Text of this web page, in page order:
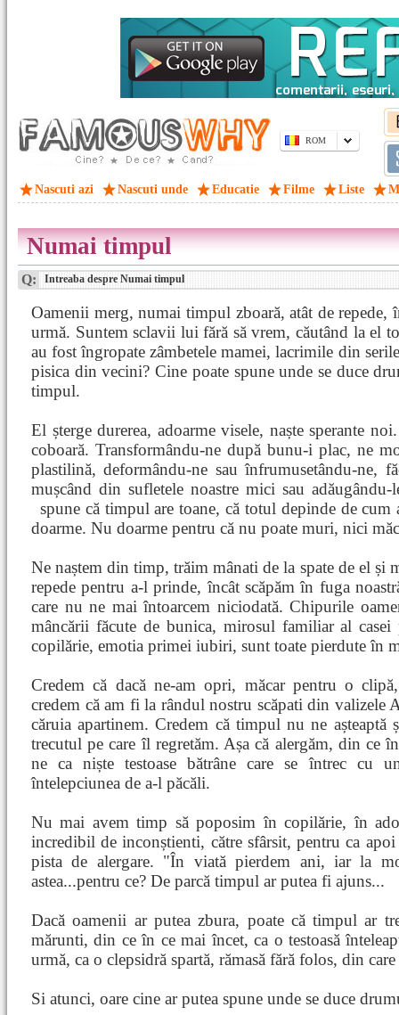
ROM
Nascuti azi Nascuti unde Educatie Filme Liste
Numai timpul
Q: Intreaba despre Numai timpul
Oamenii merg, numai timpul zboară, atât de repede,
urmă. Suntem sclavii lui fără să vrem, căutând la el
au fost îngropate zâmbetele mamei, lacrimile din
pisica din vecini? Cine poate spune unde se duce
timpul.
El șterge durerea, adoarme visele, naște sperante
coboară. Transformându-ne după bunu-i plac, ne
plastilină, deformându-ne sau înfrumusetându-ne,
mușcând din sufletele noastre mici sau
spune că timpul are toane, că totul depinde de
doarme. Nu doarme pentru că nu poate muri, nici
Ne naștem din timp, trăim mânati de la spate de el și
repede pentru a-l prinde, încât scăpăm în fuga
care nu ne mai întoarcem niciodată. Chipurile
mâncării făcute de bunica, mirosul familiar al casei
copilărie, emotia primei iubiri, sunt toate pierdute în
Credem că dacă ne-am opri, măcar pentru o
credem că am fi la rândul nostru scăpati din valizele
căruia apartinem. Credem că timpul nu ne
trecutul pe care îl regretăm. Așa că alergăm, din ce
ne ca niște testoase bătrâne care se întrec cu
întelepciunea de a-l păcăli.
Nu mai avem timp să poposim în copilărie, în
incredibil de inconștienti, către sfârsit, pentru ca
pista de alergare. "În viată pierdem ani, iar la
astea...pentru ce? De parcă timpul ar putea fi ajuns...
Dacă oamenii ar putea zbura, poate că timpul ar
mărunti, din ce în ce mai încet, ca o testoasă
urmă, ca o clepsidră spartă, rămasă fără folos, din
Si atunci, oare cine ar putea spune unde se duce